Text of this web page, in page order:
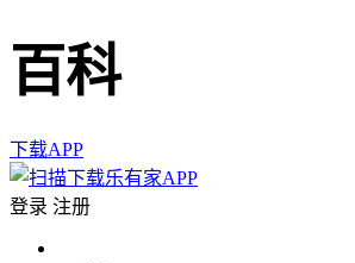
百科
下载APP
登录 注册